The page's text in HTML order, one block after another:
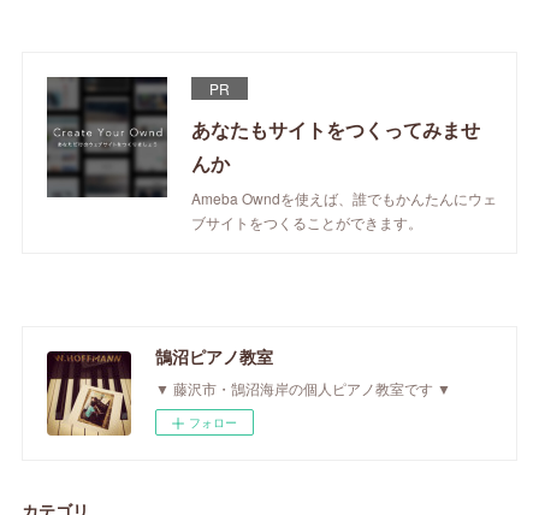
PR
あなたもサイトをつくってみませ
んか
Ameba Owndを使えば、誰でもかんたんにウェ
ブサイトをつくることができます。
鵠沼ピアノ教室
▼ 藤沢市・鵠沼海岸の個人ピアノ教室です ▼
フォロー